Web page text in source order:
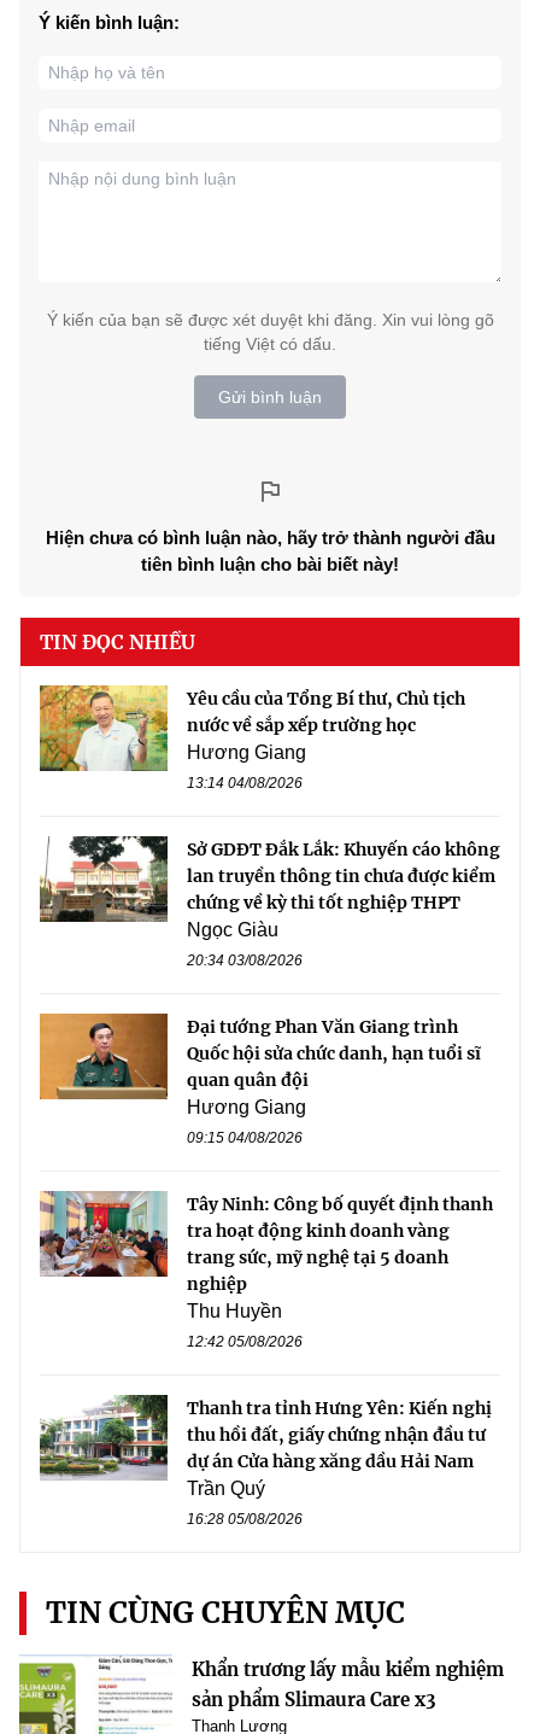
Ý kiến bình luận:
Ý kiến của bạn sẽ được xét duyệt khi đăng. Xin vui lòng gõ
tiếng Việt có dấu.
Gửi bình luận
Hiện chưa có bình luận nào, hãy trở thành người đầu
tiên bình luận cho bài biết này!
TIN ĐỌC NHIỀU
Yêu cầu của Tổng Bí thư, Chủ tịch
nước về sắp xếp trường học
Hương Giang
13:14 04/08/2026
Sở GDĐT Đắk Lắk: Khuyến cáo không
lan truyền thông tin chưa được kiểm
chứng về kỳ thi tốt nghiệp THPT
Ngọc Giàu
20:34 03/08/2026
Đại tướng Phan Văn Giang trình
Quốc hội sửa chức danh, hạn tuổi sĩ
quan quân đội
Hương Giang
09:15 04/08/2026
Tây Ninh: Công bố quyết định thanh
tra hoạt động kinh doanh vàng
trang sức, mỹ nghệ tại 5 doanh
nghiệp
Thu Huyền
12:42 05/08/2026
Thanh tra tỉnh Hưng Yên: Kiến nghị
thu hồi đất, giấy chứng nhận đầu tư
dự án Cửa hàng xăng dầu Hải Nam
Trần Quý
16:28 05/08/2026
TIN CÙNG CHUYÊN MỤC
Khẩn trương lấy mẫu kiểm nghiệm
sản phẩm Slimaura Care x3
Thanh Lương